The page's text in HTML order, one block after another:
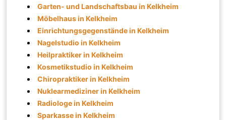
Garten- und Landschaftsbau in Kelkheim
Möbelhaus in Kelkheim
Einrichtungsgegenstände in Kelkheim
Nagelstudio in Kelkheim
Heilpraktiker in Kelkheim
Kosmetikstudio in Kelkheim
Chiropraktiker in Kelkheim
Nuklearmediziner in Kelkheim
Radiologe in Kelkheim
Sparkasse in Kelkheim